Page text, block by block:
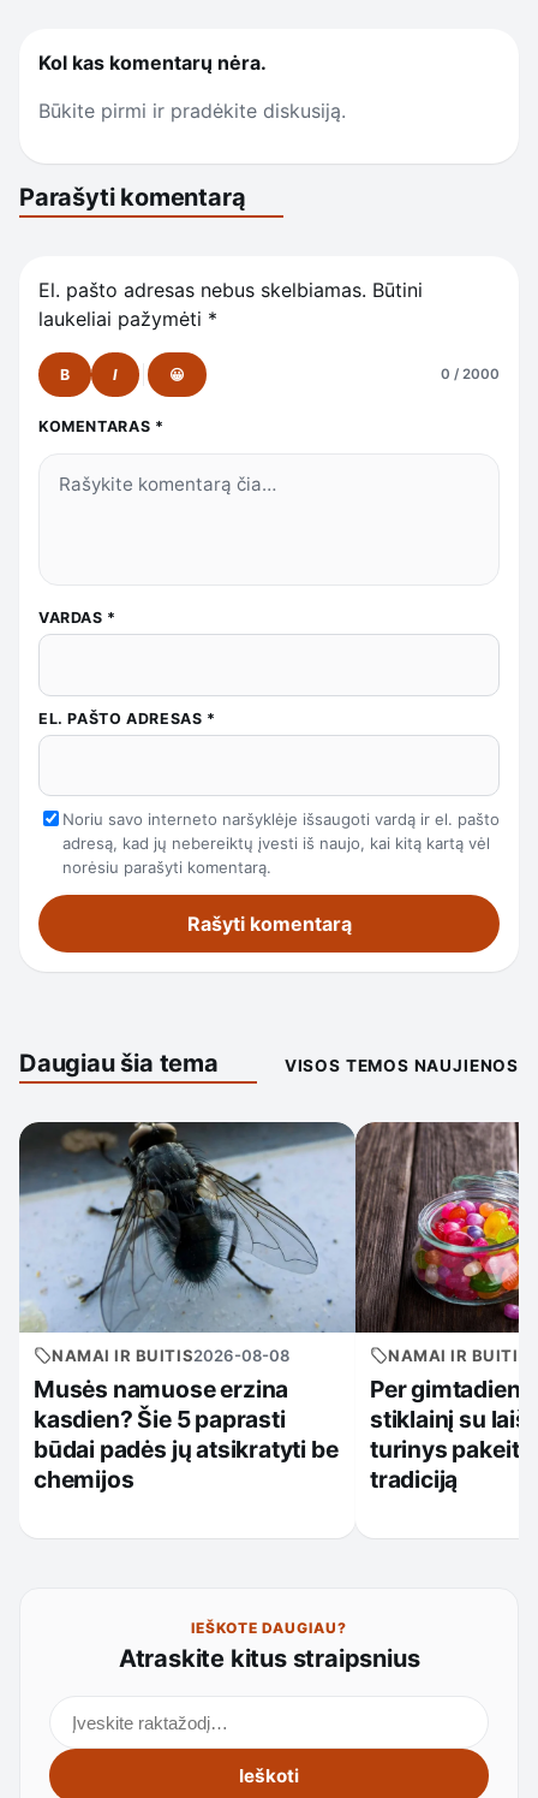
Kol kas komentarų nėra.
Būkite pirmi ir pradėkite diskusiją.
Parašyti komentarą
El. pašto adresas nebus skelbiamas. Būtini
laukeliai pažymėti *
B I 😀 0 / 2000
KOMENTARAS *
VARDAS *
EL. PAŠTO ADRESAS *
Noriu savo interneto naršyklėje išsaugoti vardą ir el. pašto
adresą, kad jų nebereiktų įvesti iš naujo, kai kitą kartą vėl
norėsiu parašyti komentarą.
Daugiau šia tema VISOS TEMOS NAUJIENOS
NAMAI IR BUITIS2026-08-08
Musės namuose erzina
kasdien? Šie 5 paprasti
būdai padės jų atsikratyti be
chemijos
NAMAI IR BUITIS
Per gimtadienį
stiklainį su
turinys pakeitė
tradiciją
IEŠKOTE DAUGIAU?
Atraskite kitus straipsnius
Ieškoti